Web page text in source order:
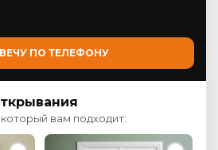
ПО ТЕЛЕФОНУ
вам подходит: